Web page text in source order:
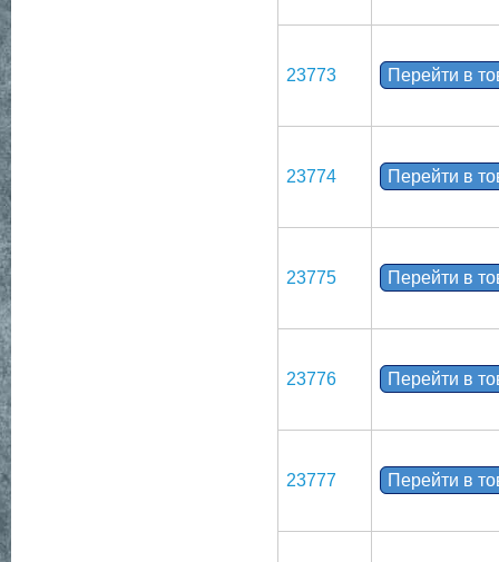
23773 Перейти в
23774 Перейти в
23775 Перейти в
23776 Перейти в
23777 Перейти в